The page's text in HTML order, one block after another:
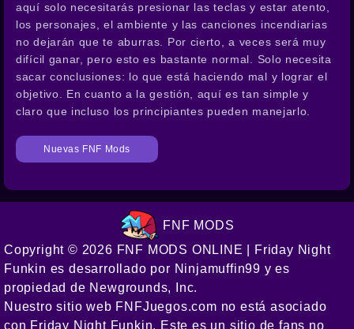
aquí solo necesitarás presionar las teclas y estar atento,
los personajes, el ambiente y las canciones incendiarias
no dejarán que te aburras. Por cierto, a veces será muy
difícil ganar, pero esto es bastante normal. Solo necesita
sacar conclusiones: lo que está haciendo mal y lograr el
objetivo. En cuanto a la gestión, aquí es tan simple y
claro que incluso los principiantes pueden manejarlo.
Nuevas FNF Mods
FNF MODS
Copyright © 2026 FNF MODS ONLINE | Friday Night
Funkin es desarrollado por Ninjamuffin99 y es
propiedad de Newgrounds, Inc.
Nuestro sitio web FNFJuegos.com no está asociado
con Friday Night Funkin. Este es un sitio de fans no